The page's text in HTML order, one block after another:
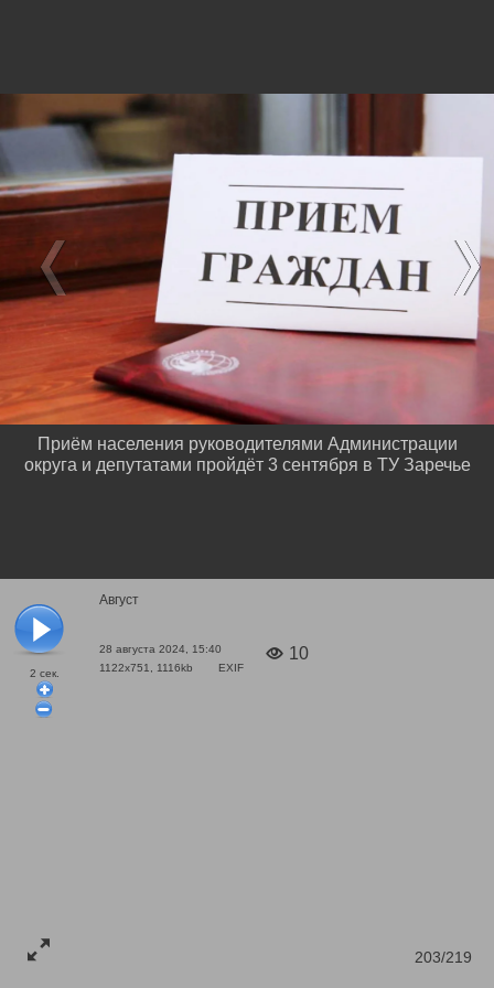
2 сек.
Август
28 августа 2024, 15:40
1122x751, 1116kb
EXIF
10
203/219
Приём населения руководителями Администрации
округа и депутатами пройдёт 3 сентября в ТУ Заречье